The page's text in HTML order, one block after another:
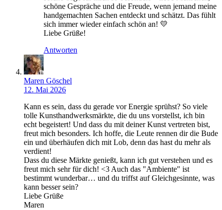
schöne Gespräche und die Freude, wenn jemand meine
handgemachten Sachen entdeckt und schätzt. Das fühlt
sich immer wieder einfach schön an! 💛
Liebe Grüße!
Antworten
Maren Göschel
12. Mai 2026
Kann es sein, dass du gerade vor Energie sprühst? So viele
tolle Kunsthandwerksmärkte, die du uns vorstellst, ich bin
echt begeistert! Und dass du mit deiner Kunst vertreten bist,
freut mich besonders. Ich hoffe, die Leute rennen dir die Bude
ein und überhäufen dich mit Lob, denn das hast du mehr als
verdient!
Dass du diese Märkte genießt, kann ich gut verstehen und es
freut mich sehr für dich! <3 Auch das "Ambiente" ist
bestimmt wunderbar… und du triffst auf Gleichgesinnte, was
kann besser sein?
Liebe Grüße
Maren